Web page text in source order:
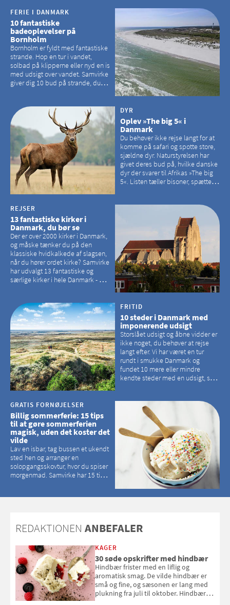
FERIE I DANMARK
10 fantastiske
badeoplevelser på
Bornholm
Bornholm er fyldt med fantastiske
strande. Hop en tur i vandet,
solbad på klipperne eller nyd en is
med udsigt over vandet. Samvirke
giver dig 10 bud på strande, du
DYR
Oplev »The big 5« i
Danmark
Du behøver ikke rejse langt for at
komme på safari og spotte store,
sjældne dyr. Naturstyrelsen har
givet deres bud på, hvilke danske
dyr der svarer til Afrikas »The big
5«. Listen tæller bisoner, spættede
REJSER
13 fantastiske kirker i
Danmark, du bør se
Der er over 2000 kirker i Danmark,
og måske tænker du på den
klassiske hvidkalkede af slagsen,
når du hører ordet kirke? Samvirke
har udvalgt 13 fantastiske og
særlige kirker i hele Danmark - og
hvilke kirker, der er en omvej værd
FRITID
10 steder i Danmark med
imponerende udsigt
Storslået udsigt og åbne vidder er
ikke noget, du behøver at rejse
langt efter. Vi har været en tur
rundt i smukke Danmark og
fundet 10 mere eller mindre
kendte steder med en udsigt, som
GRATIS FORNØJELSER
Billig sommerferie: 15 tips
til at gøre sommerferien
magisk, uden det koster det
vilde
Lav en isbar, tag bussen et ukendt
sted hen og arranger en
solopgangsskovtur, hvor du spiser
morgenmad. Samvirke har 15 tips
REDAKTIONEN ANBEFALER
KAGER
30 søde opskrifter med hindbær
Hindbær frister med en liflig og
aromatisk smag. De vilde hindbær er
små og fine, og sæsonen er lang med
plukning fra juli til oktober. Hindbær